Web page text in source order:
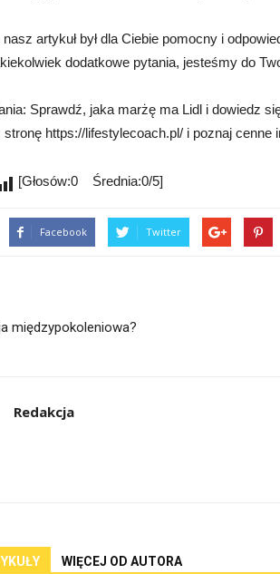
artykuł był dla Ciebie pomocny i
dodatkowe pytania, jesteśmy do
Sprawdź, jaka marżę ma Lidl i dowiedz
https://lifestylecoach.pl/ i poznaj cenne
[Głosów:0 Średnia:0/5]
Facebook Twitter
międzypokoleniowa?
Redakcja
WIĘCEJ OD AUTORA